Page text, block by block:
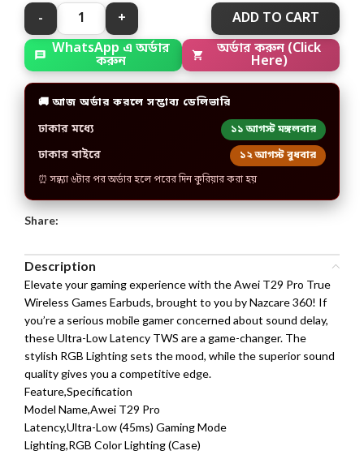
ADD TO CART
WhatsApp এ অর্ডার
করুন
অর্ডার করুন (Click
Here)
🚚 আজ অর্ডার করলে সম্ভাব্য ডেলিভারি
ঢাকার মধ্যে ১১ আগস্ট মঙ্গলবার
ঢাকার বাইরে ১২ আগস্ট বুধবার
⏰ সন্ধ্যা ৬টার পর অর্ডার হলে পরের দিন কুরিয়ার করা হয়
Share:
Description
Elevate your gaming experience with the Awei T29 Pro True
Wireless Games Earbuds, brought to you by Nazcare 360! If
you’re a serious mobile gamer concerned about sound delay,
these Ultra-Low Latency TWS are a game-changer. The
stylish RGB Lighting sets the mood, while the superior sound
quality gives you a competitive edge.
Feature,Specification
Model Name,Awei T29 Pro
Latency,Ultra-Low (45ms) Gaming Mode
Lighting,RGB Color Lighting (Case)